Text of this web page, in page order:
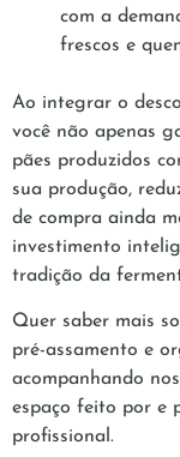
com a
frescos e
Ao integrar o
você não apenas
pães produzidos
sua produção,
de compra ainda
investimento
tradição da
Quer saber mais
pré-assamento e
acompanhando
espaço feito por e
profissional.